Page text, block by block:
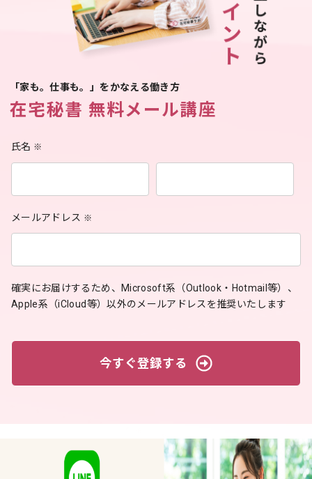
「家も。仕事も。」をかなえる働き方
在宅秘書 無料メール講座
氏名 ※
メールアドレス ※
確実にお届けするため、Microsoft系（Outlook・Hotmail等）、
Apple系（iCloud等）以外のメールアドレスを推奨いたします
今すぐ登録する